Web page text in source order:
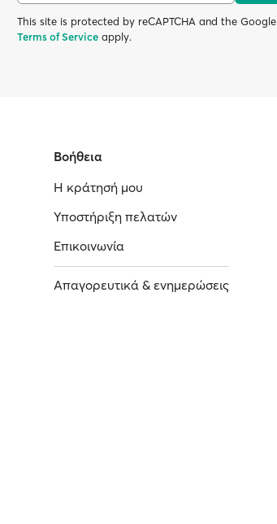
This site is protected by reCAPTCHA and the Google
Terms of Service apply.
Βοήθεια
Η κράτησή μου
Υποστήριξη πελατών
Επικοινωνία
Απαγορευτικά & ενημερώσεις